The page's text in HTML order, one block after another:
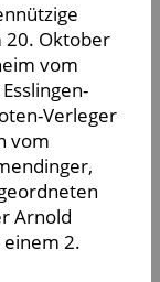
20. Oktober
vom
Verleger
vom
Arnold
2.